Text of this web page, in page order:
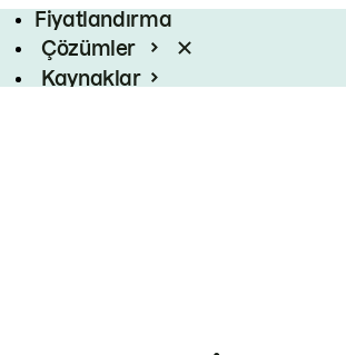
Fiyatlandırma
Çözümler
Kaynaklar